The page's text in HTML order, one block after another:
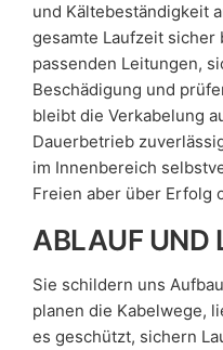
und Kältebeständigkeit
gesamte Laufzeit sicher
passenden Leitungen,
Beschädigung und
bleibt die Verkabelung
Dauerbetrieb
im Innenbereich
Freien aber über Erfolg
ABLAUF UND
Sie schildern uns
planen die Kabelwege,
es geschützt, sichern